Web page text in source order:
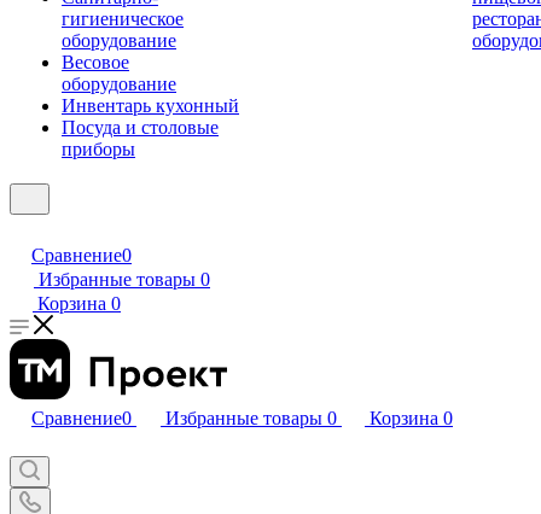
гигиеническое
оборудование
Весовое
оборудование
Инвентарь кухонный
Посуда и столовые
приборы
Сравнение0
Избранные товары 0
Корзина 0
Сравнение0 Избранные товары 0 Корзина 0